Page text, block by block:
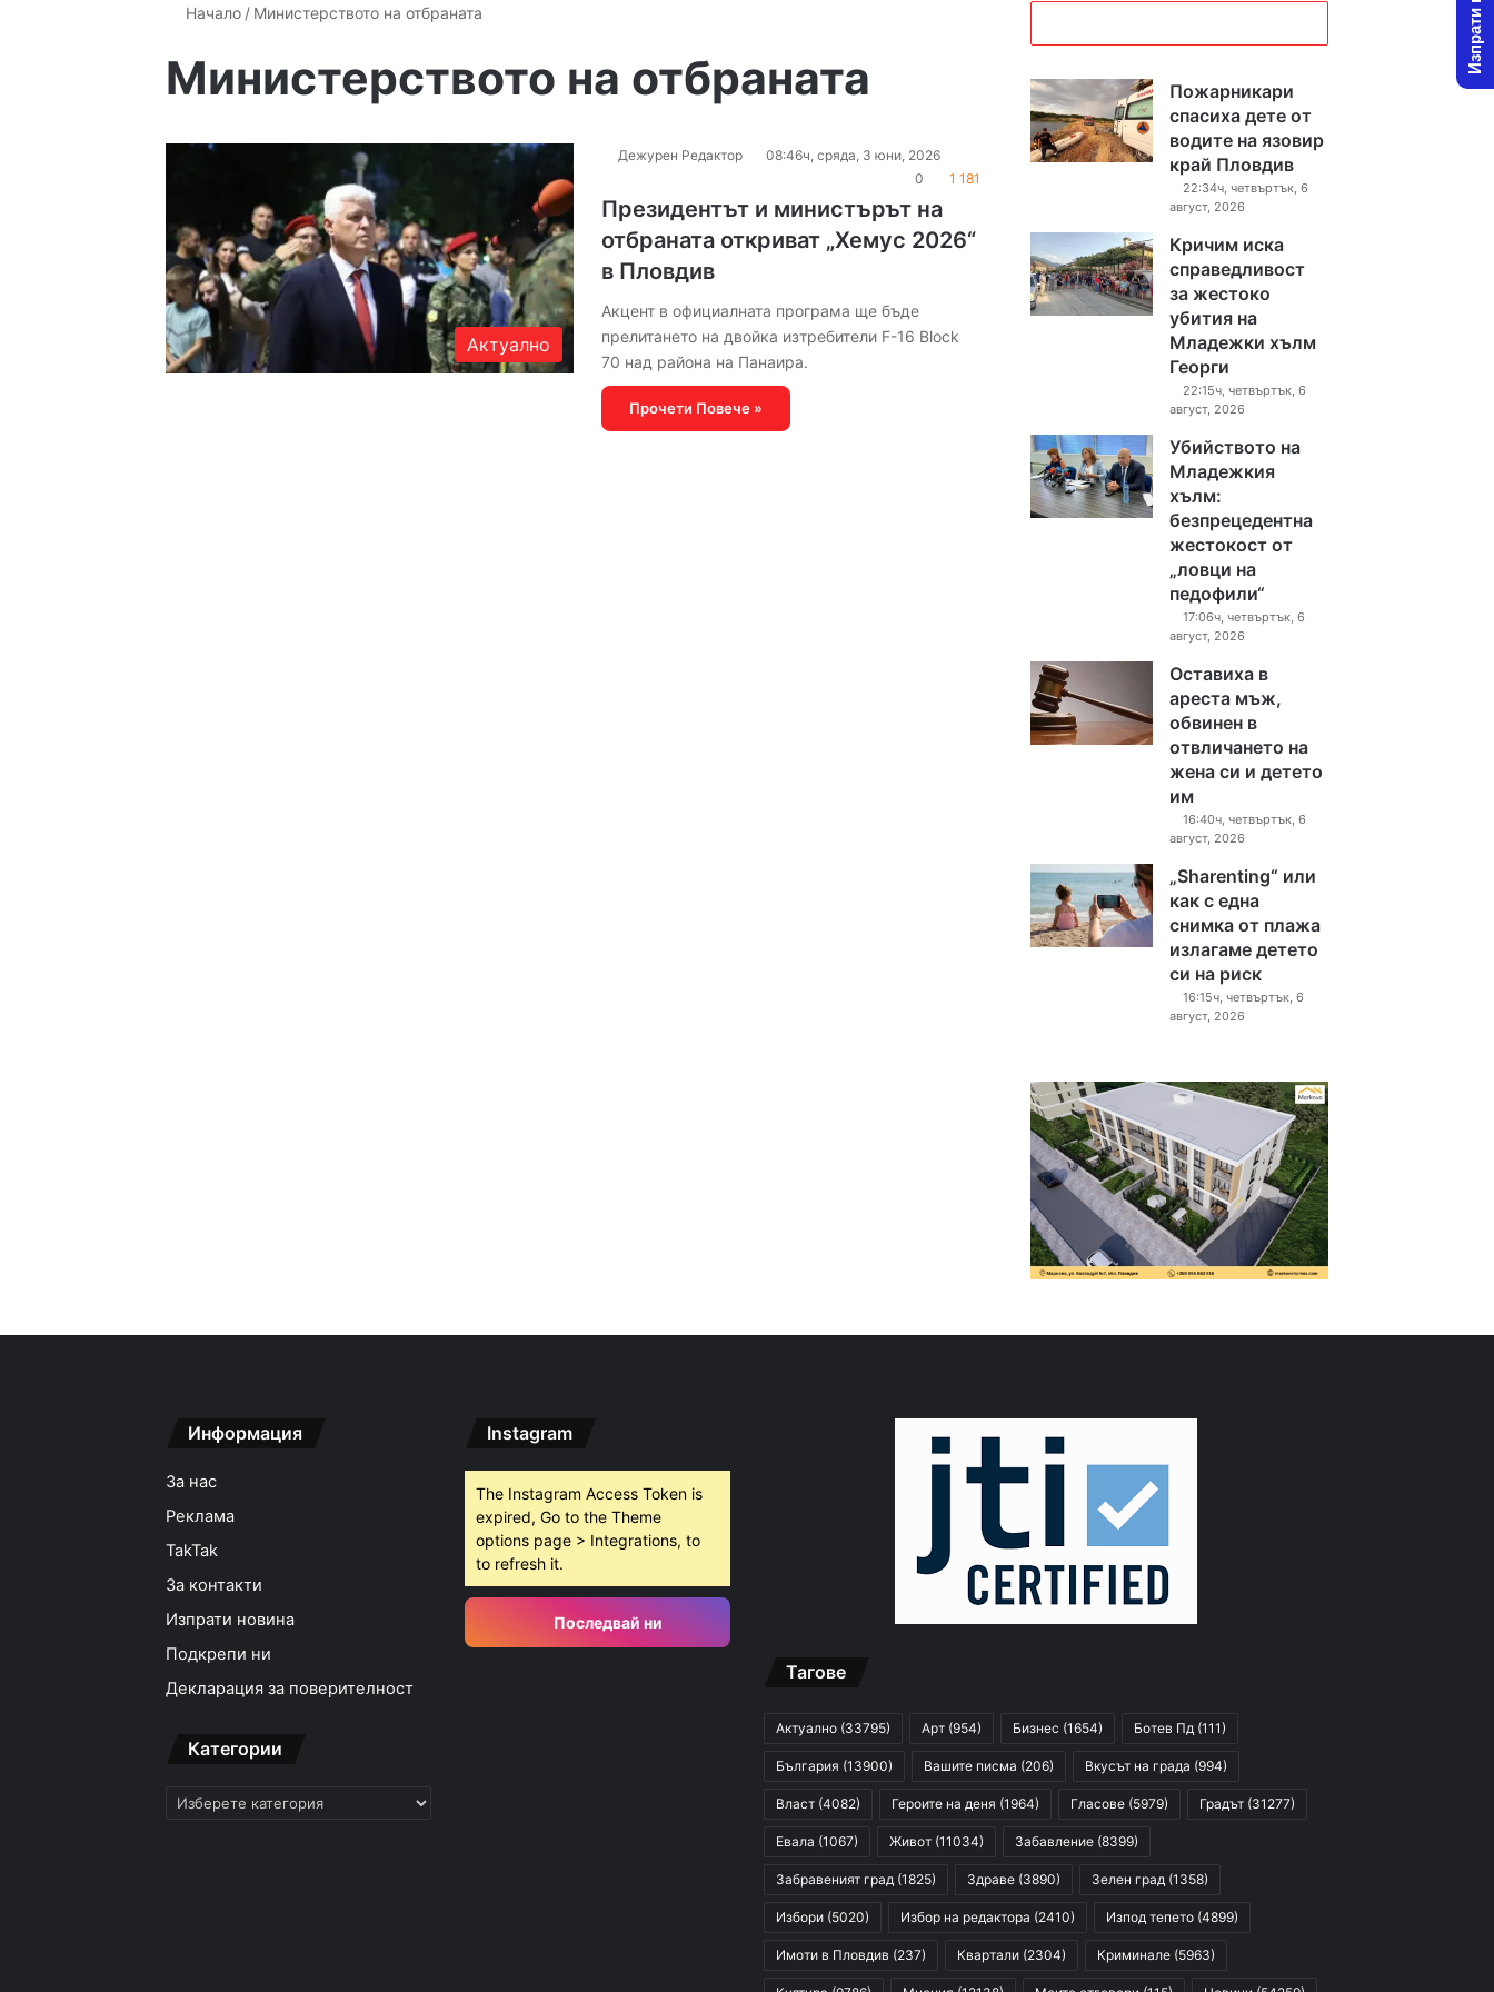
Начало / Министерството на отбраната
Министерството на отбраната
Актуално
Дежурен Редактор
08:46ч, сряда, 3 юни, 2026
0
1 181
Президентът и министърът на
отбраната откриват „Хемус 2026“
в Пловдив
Акцент в официалната програма ще бъде
прелитането на двойка изтребители F-16 Block
70 над района на Панаира.
Прочети Повече »
Пожарникари
спасиха дете от
водите на язовир
край Пловдив
22:34ч, четвъртък, 6
август, 2026
Кричим иска
справедливост
за жестоко
убития на
Младежки хълм
Георги
22:15ч, четвъртък, 6
август, 2026
Убийството на
Младежкия
хълм:
безпрецедентна
жестокост от
„ловци на
педофили“
17:06ч, четвъртък, 6
август, 2026
Оставиха в
ареста мъж,
обвинен в
отвличането на
жена си и детето
им
16:40ч, четвъртък, 6
август, 2026
„Sharenting“ или
как с една
снимка от плажа
излагаме детето
си на риск
16:15ч, четвъртък, 6
август, 2026
Информация
За нас
Реклама
TakTak
За контакти
Изпрати новина
Подкрепи ни
Декларация за поверителност
Категории
Категории
Instagram
The Instagram Access Token is
expired, Go to the Theme
options page > Integrations, to
to refresh it.
Последвай ни
Тагове
Актуално (33795) Арт (954) Бизнес (1654) Ботев Пд (111)
България (13900) Вашите писма (206) Вкусът на града (994)
Власт (4082) Героите на деня (1964) Гласове (5979) Градът (31277)
Евала (1067) Живот (11034) Забавление (8399)
Забравеният град (1825) Здраве (3890) Зелен град (1358)
Избори (5020) Избор на редактора (2410) Изпод тепето (4899)
Имоти в Пловдив (237) Квартали (2304) Криминале (5963)